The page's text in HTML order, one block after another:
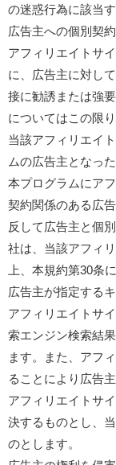
の迷惑行為に該当
広告主への個別契
アフィリエイトサ
に、広告主に対し
接に勧誘または強
についてはこの限
当該アフィリエイ
ムの広告主となっ
本プログラムにア
契約関係のある広
反して広告主と個
社は、当該アフィ
上、本規約第30条
広告主が指定する
アフィリエイトサ
索エンジン検索結
ます。また、アフ
ることにより広告
アフィリエイトサ
決するものとし、
のとします。